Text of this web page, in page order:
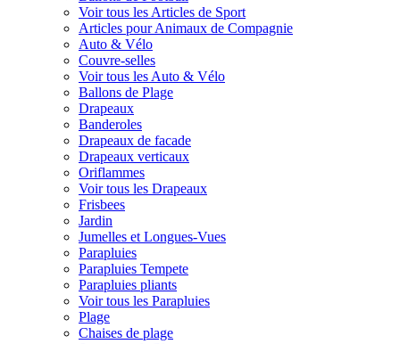
Voir tous les Articles de Sport
Articles pour Animaux de Compagnie
Auto & Vélo
Couvre-selles
Voir tous les Auto & Vélo
Ballons de Plage
Drapeaux
Banderoles
Drapeaux de facade
Drapeaux verticaux
Oriflammes
Voir tous les Drapeaux
Frisbees
Jardin
Jumelles et Longues-Vues
Parapluies
Parapluies Tempete
Parapluies pliants
Voir tous les Parapluies
Plage
Chaises de plage